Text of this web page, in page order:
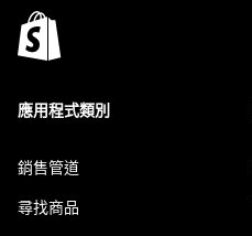
應用程式類別
銷售管道
尋找商品